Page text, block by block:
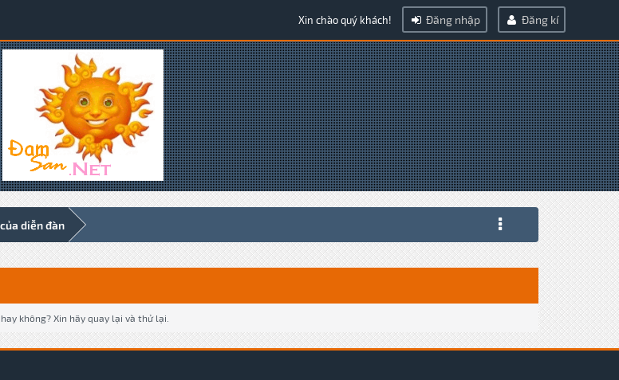
Xin chào quý khách! Đăng nhập Đăng kí
diễn đàn
không? Xin hãy quay lại và thử lại.